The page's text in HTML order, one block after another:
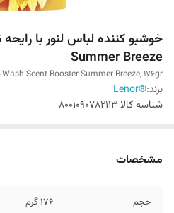
خوشبو کننده لباس لنور با
Summer Breeze
Scent Booster Summer Breeze, 176gr
برند:®Lenor
شناسه کالا8001090782113
مشخصات
حجم 176 گرم